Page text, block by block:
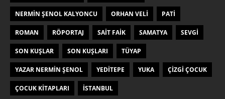
NERMIN ŞENOL KALYONCU ORHAN VELI PATI
ROMAN RÖPORTAJ SAIT FAIK SAMATYA SEVGI
SON KUŞLAR SON KUŞLARI TÜYAP
YAZAR NERMIN ŞENOL YEDITEPE YUKA ÇIZGI ÇOCUK
ÇOCUK KITAPLARI İSTANBUL